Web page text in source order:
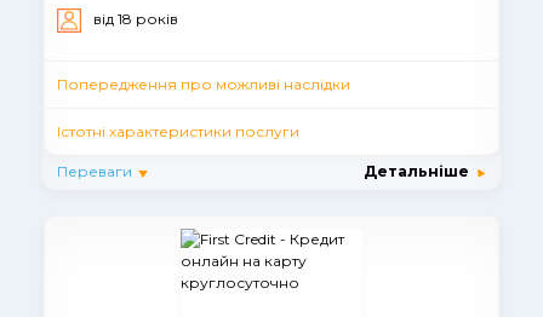
вiд 18 рокiв
Попередження про можливі наслідки
Істотні характеристики послуги
Переваги Детальніше